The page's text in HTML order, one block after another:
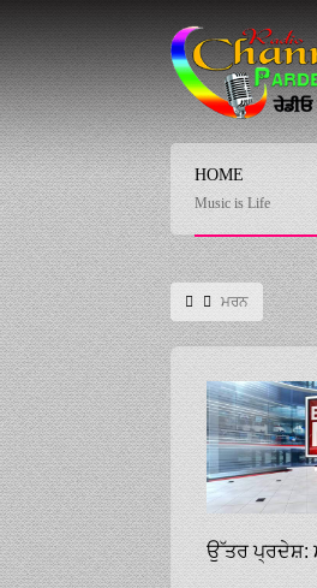
HOME
Music is Life
ਮਰਨ